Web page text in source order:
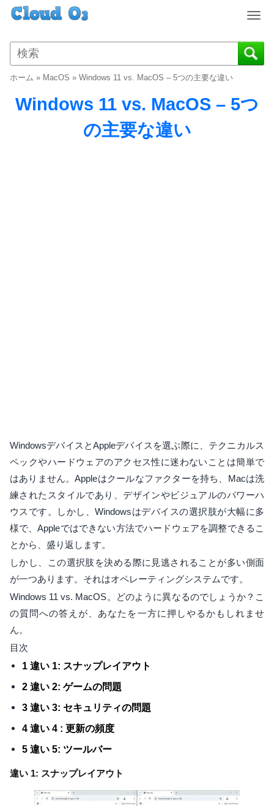
T
g
g
n
a
ホーム » MacOS » Windows 11 vs. MacOS – 5つの主要な違い
Windows 11 vs. MacOS – 5つ
の主要な違い
WindowsデバイスとAppleデバイスを選ぶ際に、テクニカルス
ペックやハードウェアのアクセス性に迷わないことは簡単で
はありません。Appleはクールなファクターを持ち、Macは洗
練されたスタイルであり、デザインやビジュアルのパワーハ
ウスです。しかし、Windowsはデバイスの選択肢が大幅に多
様で、Appleではできない方法でハードウェアを調整できるこ
とから、盛り返します。
しかし、この選択肢を決める際に見逃されることが多い側面
が一つあります。それはオペレーティングシステムです。
Windows 11 vs. MacOS。どのように異なるのでしょうか？こ
の質問への答えが、あなたを一方に押しやるかもしれませ
ん。
目次
1 違い 1: スナップレイアウト
2 違い 2: ゲームの問題
3 違い 3: セキュリティの問題
4 違い 4 : 更新の頻度
5 違い 5: ツールバー
違い 1: スナップレイアウト